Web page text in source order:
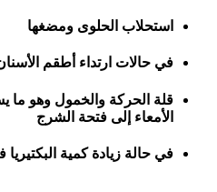
استحلاب الحلوى ومضغها
في حالات ارتداء أطقم
قلة الحركة والخمول وهو ما
الأمعاء إلى فتحة الشرج
في حالة زيادة كمية البكتيريا